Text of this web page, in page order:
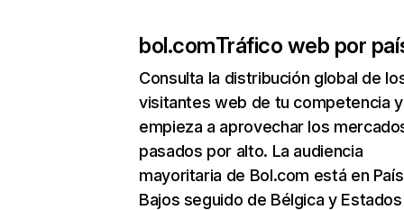
bol.comTráfico web por
Consulta la distribución global de
visitantes web de tu competencia y
empieza a aprovechar los
pasados por alto. La audiencia
mayoritaria de Bol.com está en
Bajos seguido de Bélgica y Estados